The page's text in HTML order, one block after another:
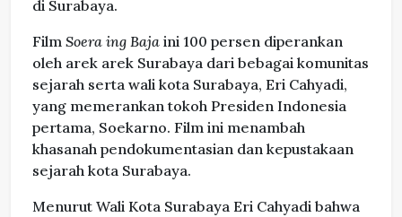
di Surabaya.
Film Soera ing Baja ini 100 persen diperankan
oleh arek arek Surabaya dari bebagai komunitas
sejarah serta wali kota Surabaya, Eri Cahyadi,
yang memerankan tokoh Presiden Indonesia
pertama, Soekarno. Film ini menambah
khasanah pendokumentasian dan kepustakaan
sejarah kota Surabaya.
Menurut Wali Kota Surabaya Eri Cahyadi bahwa